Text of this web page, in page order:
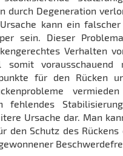
durch Degeneration
kann ein falscher
sein. Dieser
Verhalten
vorausschauend
für den Rücken
fehlendes
Ursache dar. Man
den Schutz des Rückens